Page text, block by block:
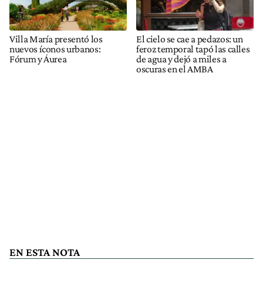
Villa María presentó los
nuevos íconos urbanos:
Fórum y Áurea
El cielo se cae a pedazos: un
feroz temporal tapó las calles
de agua y dejó a miles a
oscuras en el AMBA
EN ESTA NOTA